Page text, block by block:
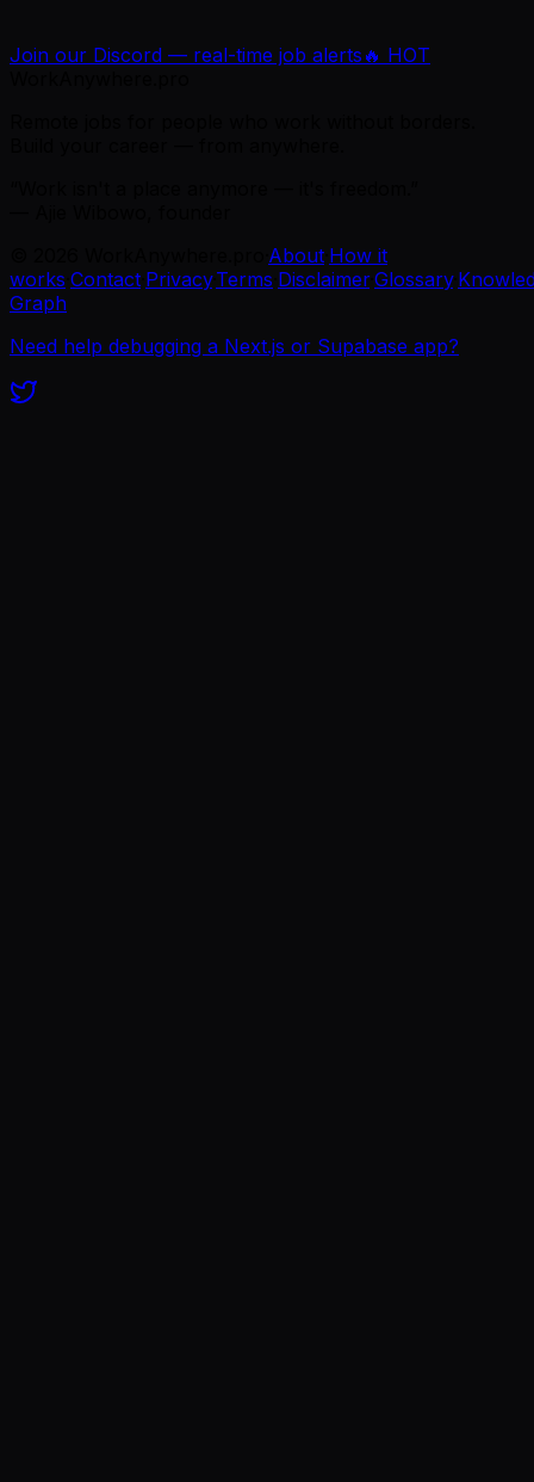
Join our Discord — real-time job alerts 🔥 HOT
About How it
works Contact Privacy·Terms Disclaimer·Glossary·
Graph
Need help debugging a Next.js or Supabase app?